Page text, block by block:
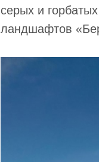
серых и
ландшафтов